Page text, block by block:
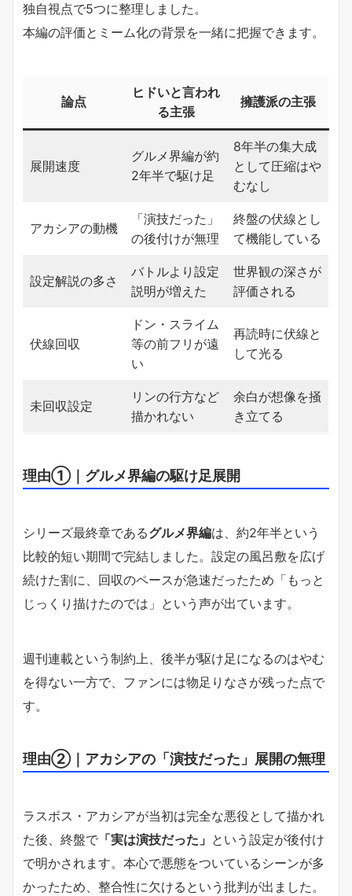
独自視点で5つに整理しました。
本編の評価とミーム化の背景を一緒に把握できます。
論点
ヒドいと言われ
る主張
擁護派の主張
展開速度
グルメ界編が約
2年半で駆け足
8年半の集大成
として圧縮はや
むなし
アカシアの動機
「演技だった」
の後付けが無理
終盤の伏線とし
て機能している
設定解説の多さ
バトルより設定
説明が増えた
世界観の深さが
評価される
伏線回収
ドン・スライム
等の前フリが遠
い
再読時に伏線と
して光る
未回収設定
リンの行方など
描かれない
余白が想像を掻
き立てる
理由①｜グルメ界編の駆け足展開
シリーズ最終章であるグルメ界編は、約2年半という
比較的短い期間で完結しました。設定の風呂敷を広げ
続けた割に、回収のペースが急速だったため「もっと
じっくり描けたのでは」という声が出ています。
週刊連載という制約上、後半が駆け足になるのはやむ
を得ない一方で、ファンには物足りなさが残った点で
す。
理由②｜アカシアの「演技だった」展開の無理
ラスボス・アカシアが当初は完全な悪役として描かれ
た後、終盤で 「実は演技だった」 という設定が後付け
で明かされます。本心で悪態をついているシーンが多
かったため、整合性に欠けるという批判が出ました。